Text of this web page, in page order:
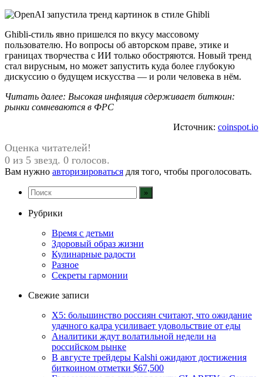
Ghibli-стиль явно пришелся по вкусу массовому
пользователю. Но вопросы об авторском праве, этике и
границах творчества с ИИ только обостряются. Новый тренд
стал вирусным, но может запустить куда более глубокую
дискуссию о будущем искусства — и роли человека в нём.
Читать далее: Высокая инфляция сдерживает биткоин:
рынки сомневаются в ФРС
Источник: coinspot.io
Оценка читателей!
0 из 5 звезд. 0 голосов.
Вам нужно авторизироваться для того, чтобы проголосовать.
Рубрики
Время с детьми
Здоровый образ жизни
Кулинарные радости
Разное
Секреты гармонии
Свежие записи
X5: большинство россиян считают, что ожидание
удачного кадра усиливает удовольствие от еды
Аналитики ждут волатильной недели на
российском рынке
В августе трейдеры Kalshi ожидают достижения
биткоином отметки $67,500